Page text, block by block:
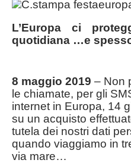
L’Europa ci
quotidiana …e
8 maggio 2019 – Non
le chiamate, per gli
internet in Europa, 14
su un acquisto
tutela dei nostri dati
quando viaggiamo in
via mare…